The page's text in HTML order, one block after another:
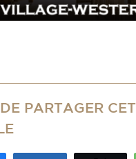
PARTAGER CET